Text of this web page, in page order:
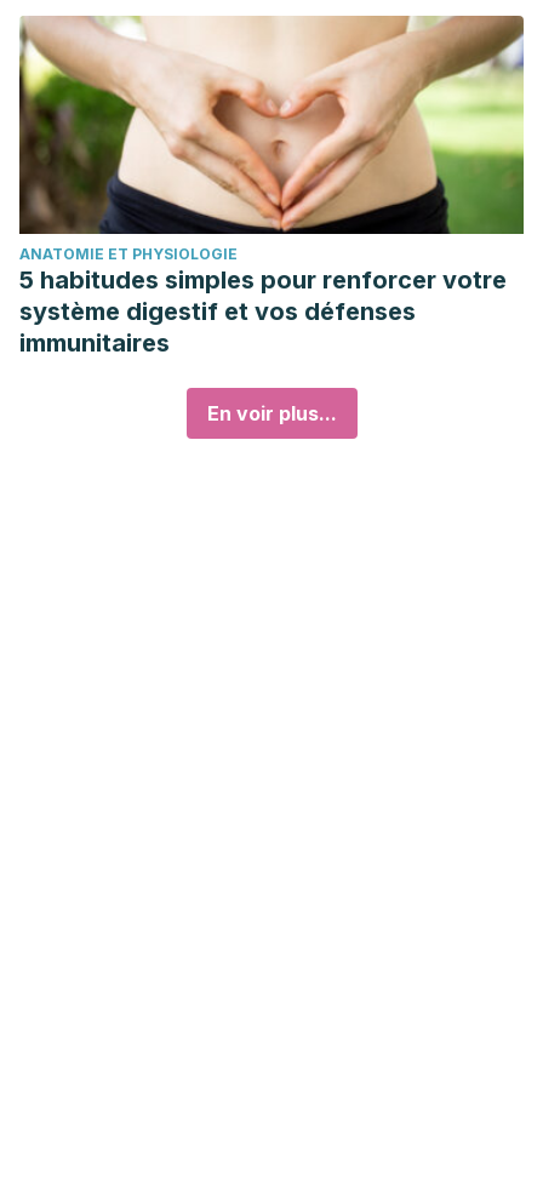
ANATOMIE ET PHYSIOLOGIE
5 habitudes simples pour renforcer votre
système digestif et vos défenses
immunitaires
En voir plus...